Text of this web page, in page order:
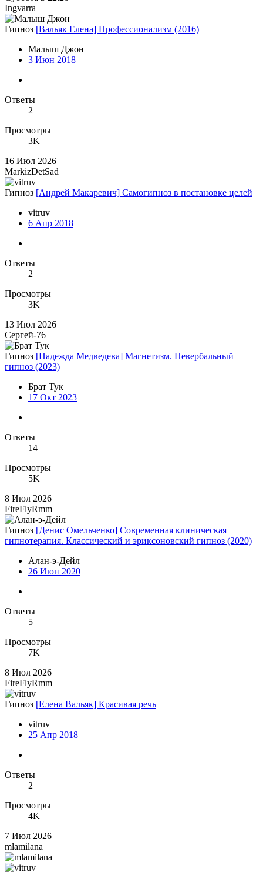
Ingvarra
Гипноз [Вальяк Елена] Профессионализм (2016)
Малыш Джон
3 Июн 2018
Ответы
2
Просмотры
3K
16 Июл 2026
MarkizDetSad
Гипноз [Андрей Макаревич] Самогипноз в постановке целей
vitruv
6 Апр 2018
Ответы
2
Просмотры
3K
13 Июл 2026
Сергей-76
Гипноз [Надежда Медведева] Магнетизм. Невербальный
гипноз (2023)
Брат Тук
17 Окт 2023
Ответы
14
Просмотры
5K
8 Июл 2026
FireFlyRmm
Гипноз [Денис Омельченко] Современная клиническая
гипнотерапия. Классический и эриксоновский гипноз (2020)
Алан-э-Дейл
26 Июн 2020
Ответы
5
Просмотры
7K
8 Июл 2026
FireFlyRmm
Гипноз [Елена Вальяк] Красивая речь
vitruv
25 Апр 2018
Ответы
2
Просмотры
4K
7 Июл 2026
mlamilana